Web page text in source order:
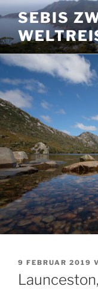
Zum
Inhalt
springen
SEBIS
VERÖFFENTLICHT
AM
9 FEBRUAR 2019